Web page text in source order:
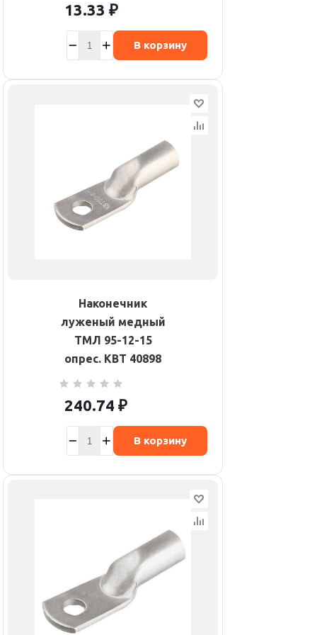
13.33 ₽
В корзину
Наконечник
луженый медный
ТМЛ 95-12-15
опрес. КВТ 40898
240.74 ₽
В корзину